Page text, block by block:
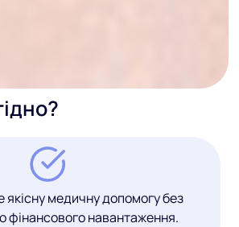
якісну медичну допомогу без
фінансового навантаження.